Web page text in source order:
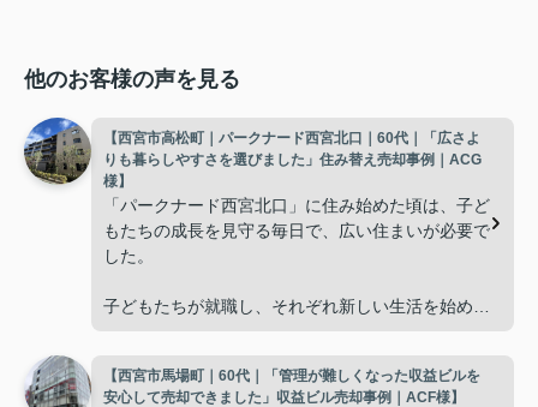
他のお客様の声を見る
【西宮市高松町｜パークナード西宮北口｜60代｜「広さよ
りも暮らしやすさを選びました」住み替え売却事例｜ACG
様】
「パークナード西宮北口」に住み始めた頃は、子ど
もたちの成長を見守る毎日で、広い住まいが必要で
した。
子どもたちが就職し、それぞれ新しい生活を始める
使わない部屋が増え、
【西宮市馬場町｜60代｜「管理が難しくなった収益ビルを
安心して売却できました」収益ビル売却事例｜ACF様】